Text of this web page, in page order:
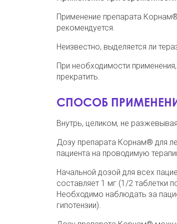
Применение препарата
рекомендуется.
Неизвестно, выделяется ли
При необходимости
прекратить.
СПОСОБ
Внутрь, целиком, не
Дозу препарата Корнам® для
пациента на проводимую
Начальной дозой для всех
составляет 1 мг (1/2 таблетки
Необходимо наблюдать за
гипотензии).